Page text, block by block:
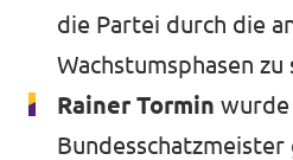
die Partei durch die
Wachstumsphasen zu
Rainer Tormin wurde